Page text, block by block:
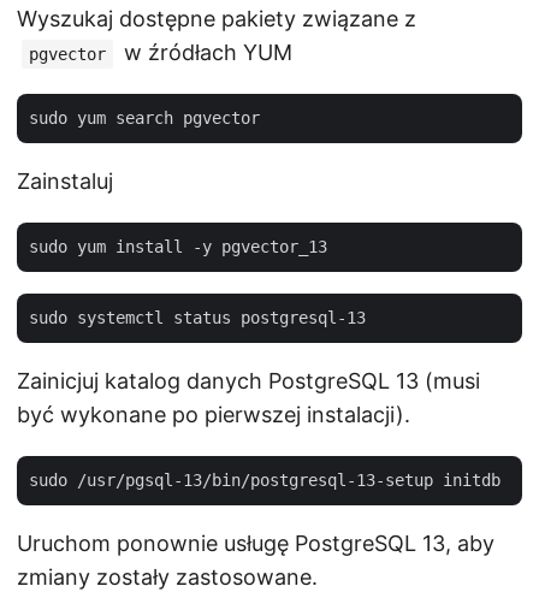
Wyszukaj dostępne pakiety związane z
pgvector w źródłach YUM
Zainstaluj
Zainicjuj katalog danych PostgreSQL 13 (musi
być wykonane po pierwszej instalacji).
Uruchom ponownie usługę PostgreSQL 13, aby
zmiany zostały zastosowane.